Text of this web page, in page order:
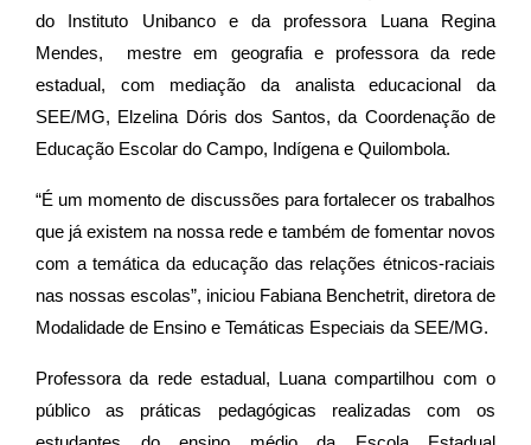
do Instituto Unibanco e da professora Luana Regina
Mendes, mestre em geografia e professora da rede
estadual, com mediação da analista educacional da
SEE/MG, Elzelina Dóris dos Santos, da Coordenação de
Educação Escolar do Campo, Indígena e Quilombola.
“É um momento de discussões para fortalecer os trabalhos
que já existem na nossa rede e também de fomentar novos
com a temática da educação das relações étnicos-raciais
nas nossas escolas”, iniciou Fabiana Benchetrit, diretora de
Modalidade de Ensino e Temáticas Especiais da SEE/MG.
Professora da rede estadual, Luana compartilhou com o
público as práticas pedagógicas realizadas com os